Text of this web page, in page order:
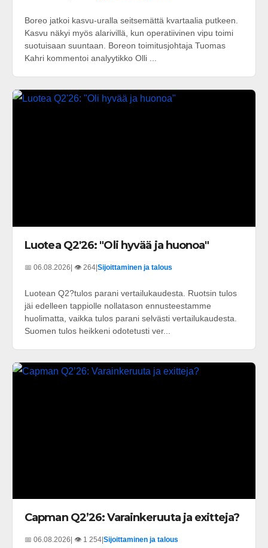
Boreo jatkoi kasvu-uralla seitsemättä kvartaalia putkeen.
Kasvu näkyi myös alarivillä, kun operatiivinen vipu toimi
suotuisaan suuntaan. Boreon toimitusjohtaja Tuomas
Kahri kommentoi analyytikko Olli ...
Luotea Q2'26: "Oli hyvää ja huonoa"
📅 06.08.2026| 👁️ 264|Sijoittaminen ja talous
Luotean Q2?tulos parani vertailukaudesta. Ruotsin tulos
jäi edelleen tappiolle nollatason ennusteestamme
huolimatta, vaikka tulos parani selvästi vertailukaudesta.
Suomen tulos heikkeni odotetusti ver...
Capman Q2’26: Varainkeruuta ja exitteja?
📅 06.08.2026 | 👁️ 1 254 Sijoittaminen ja talous